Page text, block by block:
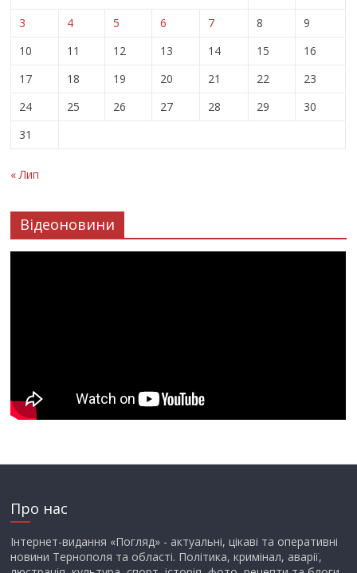
3
4 5 6 7 8
9
10
11 12 13 14 15
16
17
18 19 20 21 22
23
24
25 26 27 28 29
30
31
« Лип
Відеоновини
Про нас
Інтернет-видання «Погляд» - актуальні, цікаві та оперативні
новини Тернополя та області. Політика, кримінал, аварії,